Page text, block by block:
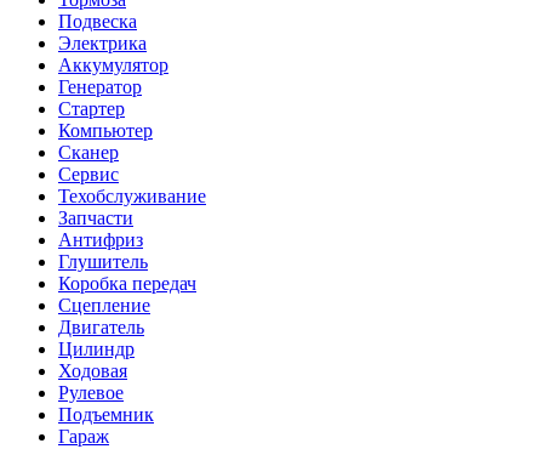
Подвеска
Электрика
Аккумулятор
Генератор
Стартер
Компьютер
Сканер
Сервис
Техобслуживание
Запчасти
Антифриз
Глушитель
Коробка передач
Сцепление
Двигатель
Цилиндр
Ходовая
Рулевое
Подъемник
Гараж